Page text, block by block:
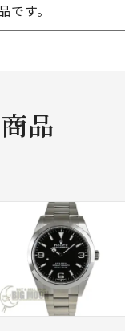
です。
品